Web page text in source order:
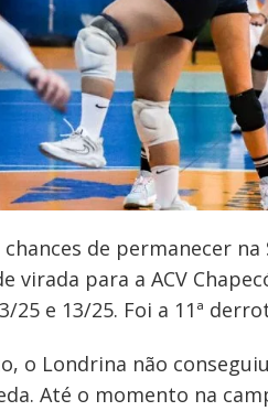
de permanecer
virada para a ACV
25 e 13/25. Foi a 11ª
o Londrina não
Até o momento na